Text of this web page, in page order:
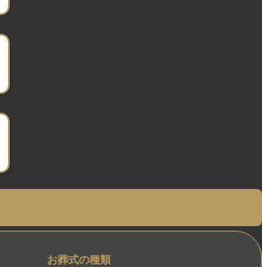
お葬式の種類